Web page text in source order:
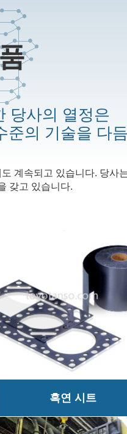
당사의 열정은
준의 기술을 다
계속되고 있습니다. 당사
갖고 있습니다.
흑연 시트